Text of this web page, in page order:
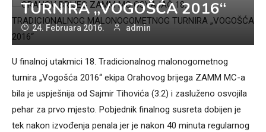
TURNIRA „VOGOŠĆA 2016“
24. Februara 2016. admin
U finalnoj utakmici 18. Tradicionalnog malonogometnog
turnira „Vogošća 2016“ ekipa Orahovog brijega ZAMM MC-a
bila je uspješnija od Sajmir Tihovića (3:2) i zasluženo osvojila
pehar za prvo mjesto. Pobjednik finalnog susreta dobijen je
tek nakon izvođenja penala jer je nakon 40 minuta regularnog